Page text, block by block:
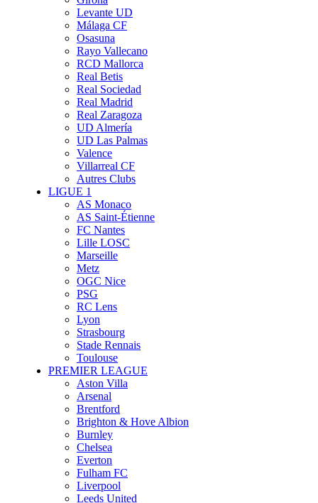
Levante UD
Málaga CF
Osasuna
Rayo Vallecano
RCD Mallorca
Real Betis
Real Sociedad
Real Madrid
Real Zaragoza
UD Almería
UD Las Palmas
Valence
Villarreal CF
Autres Clubs
LIGUE 1
AS Monaco
AS Saint-Étienne
FC Nantes
Lille LOSC
Marseille
Metz
OGC Nice
PSG
RC Lens
Lyon
Strasbourg
Stade Rennais
Toulouse
PREMIER LEAGUE
Aston Villa
Arsenal
Brentford
Brighton & Hove Albion
Burnley
Chelsea
Everton
Fulham FC
Liverpool
Leeds United